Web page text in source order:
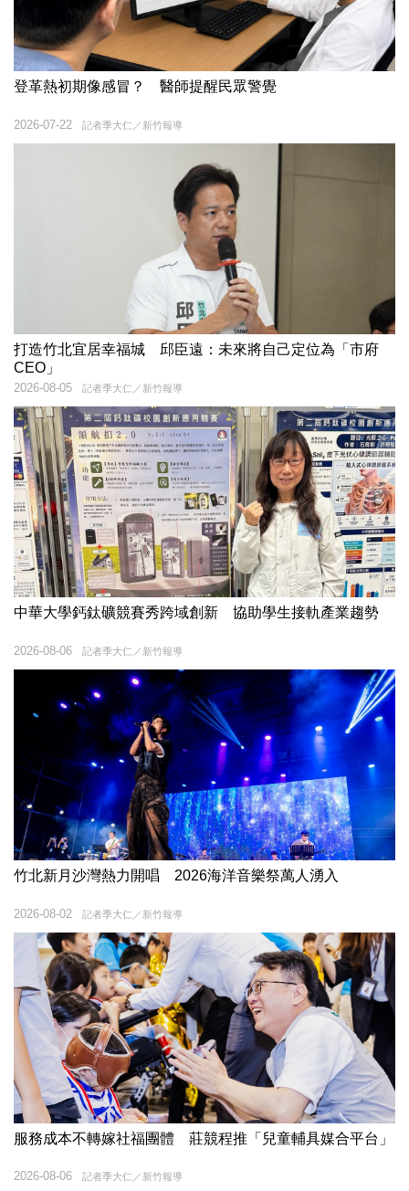
登革熱初期像感冒？ 醫師提醒民眾警覺
記者季大仁／新竹報導
2026-07-22
打造竹北宜居幸福城 邱臣遠：未來將自己定位為「市府
CEO」
記者季大仁／新竹報導
2026-08-05
中華大學鈣鈦礦競賽秀跨域創新 協助學生接軌產業趨勢
記者季大仁／新竹報導
2026-08-06
竹北新月沙灣熱力開唱 2026海洋音樂祭萬人湧入
記者季大仁／新竹報導
2026-08-02
服務成本不轉嫁社福團體 莊競程推「兒童輔具媒合平台」
記者季大仁／新竹報導
2026-08-06